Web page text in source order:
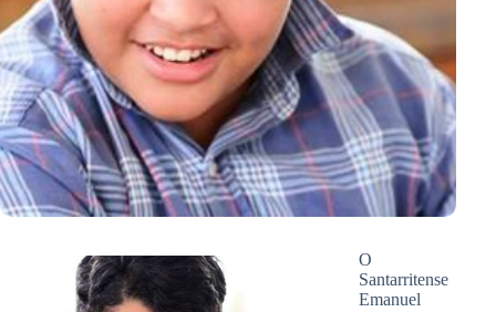
O
Santarritense
Emanuel